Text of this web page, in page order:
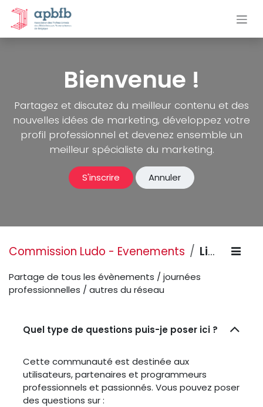
Se rendre au contenu
Bienvenue !
Partagez et discutez du meilleur contenu et des
nouvelles idées de marketing, développez votre
profil professionnel et devenez ensemble un
meilleur spécialiste du marketing.
S'inscrire Annuler
Commission Ludo - Evenements Lignes de conduite
Partage de tous les évènements / journées
professionnelles / autres du réseau
Quel type de questions puis-je poser ici ?
Cette communauté est destinée aux
utilisateurs, partenaires et programmeurs
professionnels et passionnés. Vous pouvez poser
des questions sur :